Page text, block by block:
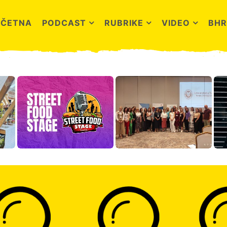
PODCAST RUBRIKE VIDEO